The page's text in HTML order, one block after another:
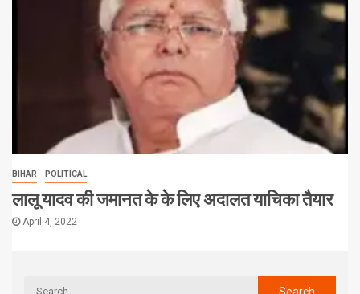
BIHAR POLITICAL
लालू यादव की जमानत के के लिए अदालत याचिका तैयार
April 4, 2022